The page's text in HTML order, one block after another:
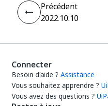
Précédent
2022.10.10
Connecter
Besoin d'aide ? Assistance
Vous souhaitez apprendre ?
Vous avez des questions ?